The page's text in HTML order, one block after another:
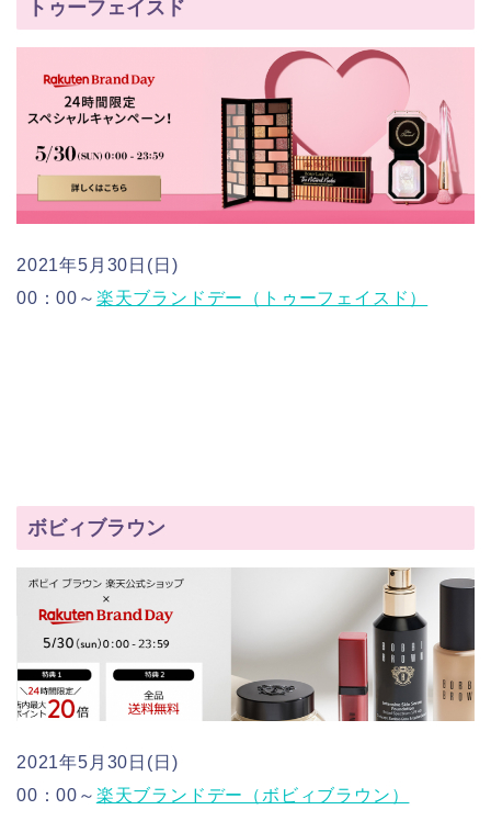
トゥーフェイスド
2021年5月30日(日)
00：00～ 楽天ブランドデー（トゥーフェイスド）
ボビィブラウン
2021年5月30日(日)
00：00～ 楽天ブランドデー（ボビィブラウン）